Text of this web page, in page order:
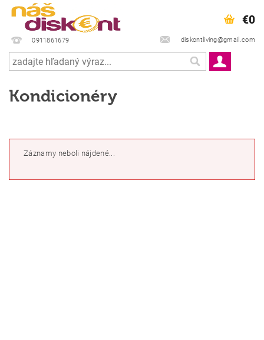
0911861679 diskontliving@gmail.com
€0
Kondicionéry
Záznamy neboli nájdené...